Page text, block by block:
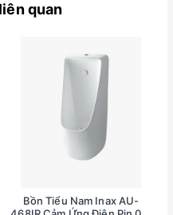
quan
Bồn Tiểu Nam Inax AU-